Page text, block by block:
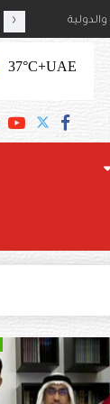
آل سعود ›
UAE
+37°C